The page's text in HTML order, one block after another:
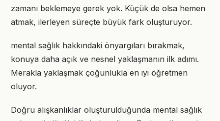
zamanı beklemeye gerek yok. Küçük de olsa hemen
atmak, ilerleyen süreçte büyük fark oluşturuyor.
mental sağlık hakkındaki önyargıları bırakmak,
konuya daha açık ve nesnel yaklaşmanın ilk adımı.
Merakla yaklaşmak çoğunlukla en iyi öğretmen
oluyor.
Doğru alışkanlıklar oluşturulduğunda mental sağlık